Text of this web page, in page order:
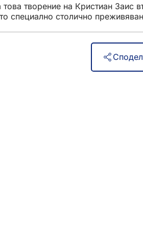
творение на Кристиан Заис
специално столично